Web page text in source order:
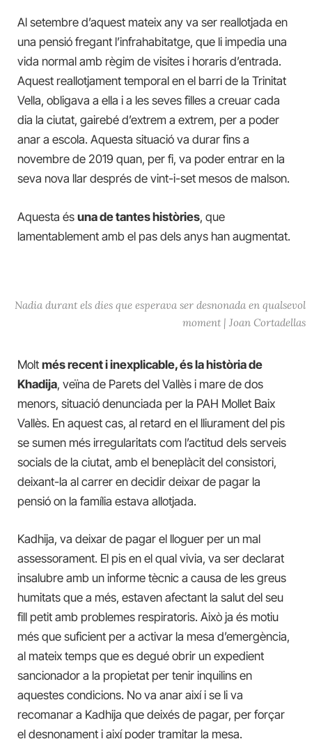
Al setembre d’aquest mateix any va ser reallotjada en
una pensió fregant l’infrahabitatge, que li impedia una
vida normal amb règim de visites i horaris d’entrada.
Aquest reallotjament temporal en el barri de la Trinitat
Vella, obligava a ella i a les seves filles a creuar cada
dia la ciutat, gairebé d’extrem a extrem, per a poder
anar a escola. Aquesta situació va durar fins a
novembre de 2019 quan, per fi, va poder entrar en la
seva nova llar després de vint-i-set mesos de malson.
Aquesta és una de tantes històries, que
lamentablement amb el pas dels anys han augmentat.
Nadia durant els dies que esperava ser desnonada en qualsevol
moment | Joan Cortadellas
Molt més recent i inexplicable, és la història de
Khadija, veïna de Parets del Vallès i mare de dos
menors, situació denunciada per la PAH Mollet Baix
Vallès. En aquest cas, al retard en el lliurament del pis
se sumen més irregularitats com l’actitud dels serveis
socials de la ciutat, amb el beneplàcit del consistori,
deixant-la al carrer en decidir deixar de pagar la
pensió on la família estava allotjada.
Kadhija, va deixar de pagar el lloguer per un mal
assessorament. El pis en el qual vivia, va ser declarat
insalubre amb un informe tècnic a causa de les greus
humitats que a més, estaven afectant la salut del seu
fill petit amb problemes respiratoris. Això ja és motiu
més que suficient per a activar la mesa d’emergència,
al mateix temps que es degué obrir un expedient
sancionador a la propietat per tenir inquilins en
aquestes condicions. No va anar així i se li va
recomanar a Kadhija que deixés de pagar, per forçar
el desnonament i així poder tramitar la mesa.